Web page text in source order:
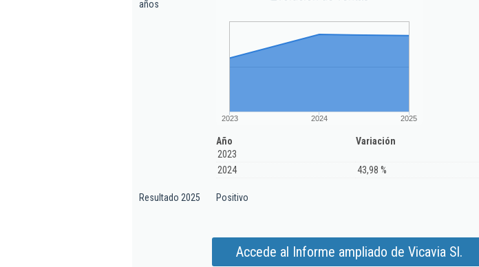
años
2023 2024 2025
Año
Variación
2023
2024
43,98 %
Resultado 2025 Positivo
Accede al Informe ampliado de Vicavia Sl.